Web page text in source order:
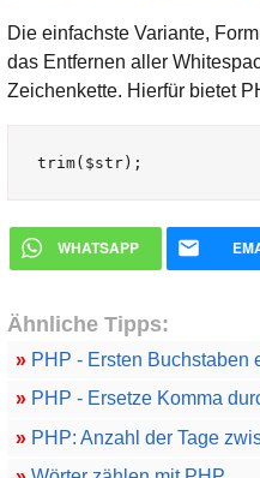
Die einfachste Variante,
das Entfernen aller
Zeichenkette. Hierfür bietet
WHATSAPP
Ähnliche Tipps:
»PHP - Ersten Buchstaben
»PHP - Ersetze Komma
»PHP: Anzahl der Tage